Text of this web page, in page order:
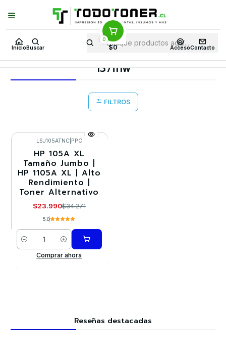
Inicio Buscar
0
$0 AccesoContacto
Puedes Elegir: Comprar enTienda· Despachoa Todo Chile · Retiro en
Tienda en24 Horas
Inicio Toner y tambor Toner Alternativo HP Equipos HP
137fnw
137fnw
FILTROS
-30%
LSJ105ATNC| PPC
HP 105A XL
Tamaño Jumbo |
HP 1105A XL | Alto
Rendimiento |
Toner Alternativo
$23.990$34.271
5.0
Cantidad
Comprar ahora
Reseñas destacadas